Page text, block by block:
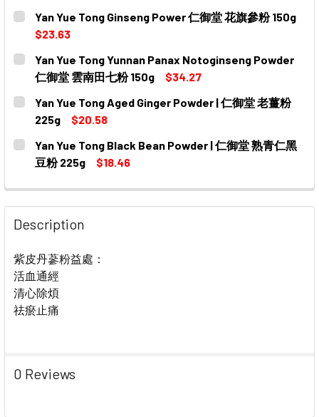
CURRENT
STOCK:
QUANTITY:
DECREASE QUANTITY OF YAN YUE TONG DRIED
Yan Yue Tong Ginseng Power 仁御堂 花旗參粉 150g
$23.63
CURRENT
STOCK:
QUANTITY:
DECREASE QUANTITY OF YAN YUE TONG GINSENG
INCREASE QUANTITY OF YAN YUE TONG
Yan Yue Tong Yunnan Panax Notoginseng Powder
仁御堂 雲南田七粉 150g
$34.27
CURRENT
STOCK:
QUANTITY:
DECREASE QUANTITY OF YAN YUE TONG YUNNAN PANAX
INCREASE QUANTITY OF YAN YUE TONG
Yan Yue Tong Aged Ginger Powder | 仁御堂 老薑粉
225g
$20.58
CURRENT
STOCK:
QUANTITY:
DECREASE QUANTITY OF YAN YUE TONG AGED GINGER
INCREASE QUANTITY OF YAN YUE TONG AGED
Yan Yue Tong Black Bean Powder | 仁御堂 熟青仁黑
豆粉 225g
$18.46
DECREASE QUANTITY OF YAN YUE TONG BLACK BEAN
INCREASE QUANTITY OF YAN YUE TONG
Description
紫皮丹蔘粉益處：
活血通經
清心除煩
祛瘀止痛
0 Reviews